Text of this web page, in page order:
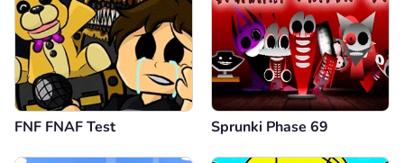
FNF FNAF Test Sprunki Phase 69